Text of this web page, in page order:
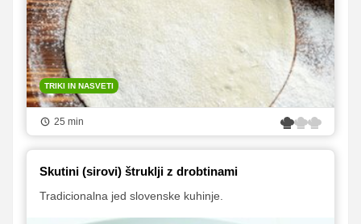
TRIKI IN NASVETI
25 min
Skutini (sirovi) štruklji z drobtinami
Tradicionalna jed slovenske kuhinje.